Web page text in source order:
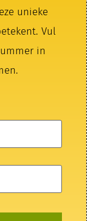
unieke
Vul
in